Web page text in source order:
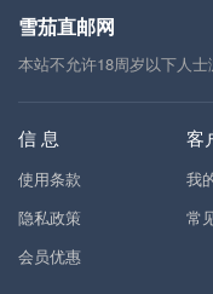
雪茄直邮网
本站不允许18周岁以下人士
信 息
使用条款
隐私政策
会员优惠
客
我
常